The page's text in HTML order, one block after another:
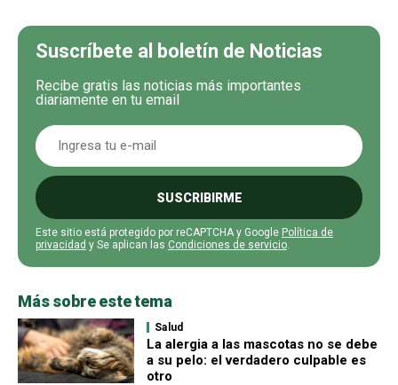
Suscríbete al boletín de Noticias
Recibe gratis las noticias más importantes
diariamente en tu email
SUSCRIBIRME
Este sitio está protegido por reCAPTCHA y Google Política de
privacidad y Se aplican las Condiciones de servicio.
Más sobre este tema
Salud
La alergia a las mascotas no se debe
a su pelo: el verdadero culpable es
otro